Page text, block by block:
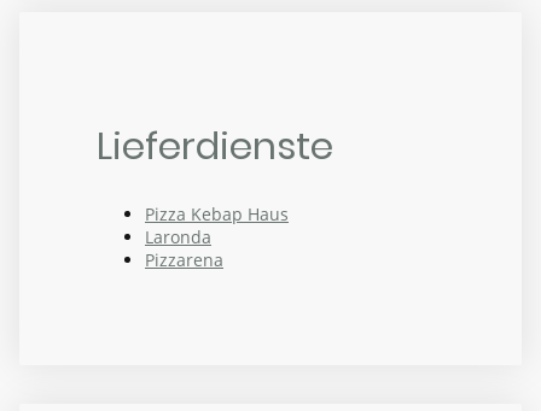
Lieferdienste
Pizza Kebap Haus
Laronda
Pizzarena